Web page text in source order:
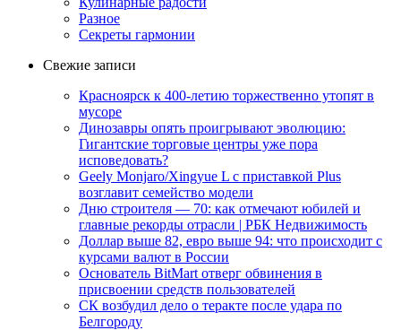
Разное
Секреты гармонии
Свежие записи
Красноярск к 400-летию торжественно утопят в
мусоре
Динозавры опять проигрывают эволюцию:
Гигантские торговые центры уже пора
исповедовать?
Geely Monjaro/Xingyue L с приставкой Plus
возглавит семейство модели
Дню строителя — 70: как отмечают юбилей и
главные рекорды отрасли | РБК Недвижимость
Доллар выше 82, евро выше 94: что происходит с
курсами валют в России
Основатель BitMart отверг обвинения в
присвоении средств пользователей
СК возбудил дело о теракте после удара по
Белгороду